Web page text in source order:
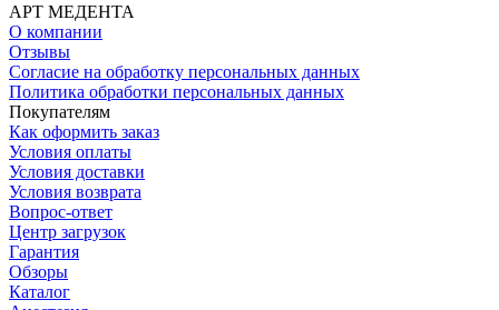
АРТ МЕДЕНТА
О компании
Отзывы
Согласие на обработку персональных данных
Политика обработки персональных данных
Покупателям
Как оформить заказ
Условия оплаты
Условия доставки
Условия возврата
Вопрос-ответ
Центр загрузок
Гарантия
Обзоры
Каталог